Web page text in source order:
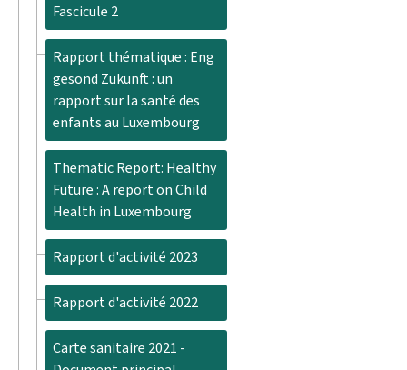
Fascicule 2
Rapport thématique : Eng
gesond Zukunft : un
rapport sur la santé des
enfants au Luxembourg
Thematic Report: Healthy
Future : A report on Child
Health in Luxembourg
Rapport d'activité 2023
Rapport d'activité 2022
Carte sanitaire 2021 -